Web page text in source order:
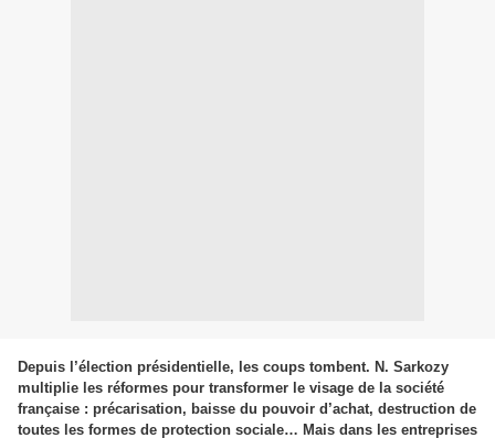
Depuis l’élection présidentielle, les coups tombent. N. Sarkozy
multiplie les réformes pour transformer le visage de la société
française : précarisation, baisse du pouvoir d’achat, destruction de
toutes les formes de protection sociale… Mais dans les entreprises